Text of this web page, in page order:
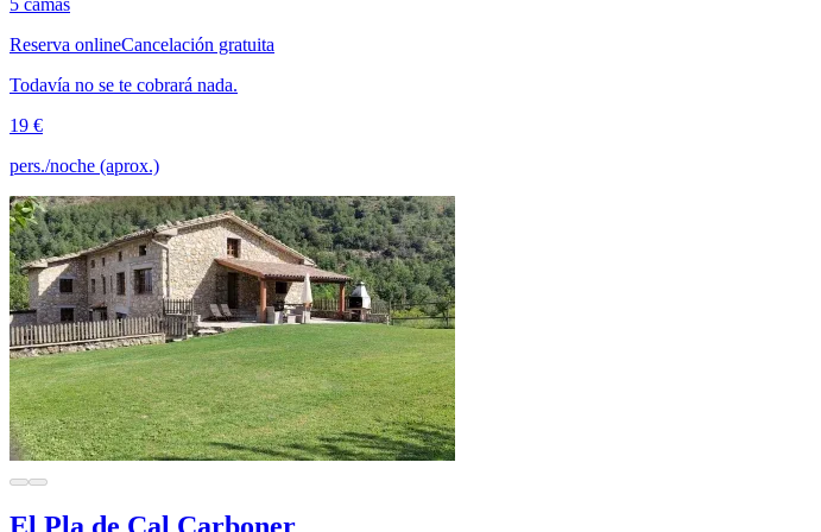
5 camas
Reserva onlineCancelación gratuita
Todavía no se te cobrará nada.
19 €
pers./noche (aprox.)